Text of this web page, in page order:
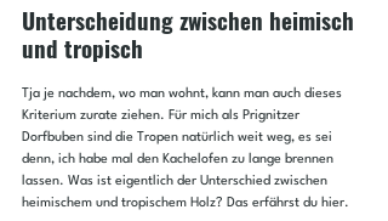
Unterscheidung zwischen heimisch
und tropisch
Tja je nachdem, wo man wohnt, kann man auch dieses
Kriterium zurate ziehen. Für mich als Prignitzer
Dorfbuben sind die Tropen natürlich weit weg, es sei
denn, ich habe mal den Kachelofen zu lange brennen
lassen. Was ist eigentlich der Unterschied zwischen
heimischem und tropischem Holz? Das erfährst du hier.